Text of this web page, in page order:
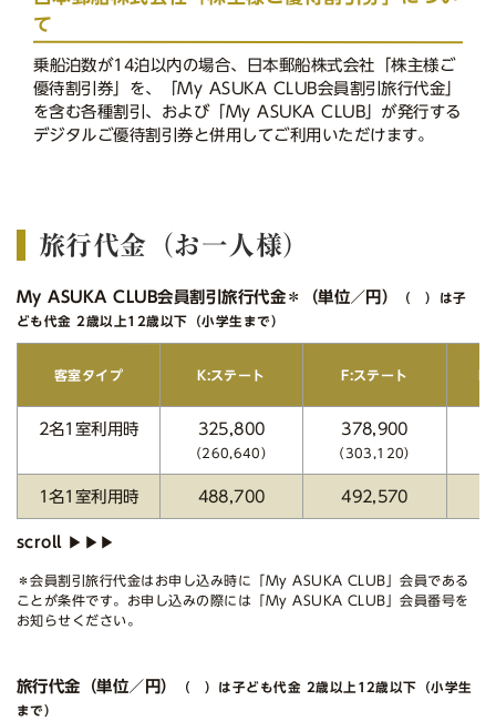
て
乗船泊数が14泊以内の場合、日本郵船株式会社「株主様ご
優待割引券」を、「My ASUKA CLUB会員割引旅行代金」
を含む各種割引、および「My ASUKA CLUB」が発行する
デジタルご優待割引券と併用してご利用いただけます。
旅行代金（お一人様）
My ASUKA CLUB会員割引旅行代金＊（単位／円） （ ）は子
ども代金 2歳以上12歳以下（小学生まで）
客室タイプ K:ステート F:ステート
2名1室利用時 325,800
（260,640）
378,900
（303,120）
1名1室利用時 488,700 492,570
＊会員割引旅行代金はお申し込み時に「My ASUKA CLUB」会員である
ことが条件です。お申し込みの際には「My ASUKA CLUB」会員番号を
お知らせください。
旅行代金（単位／円） （ ）は子ども代金 2歳以上12歳以下（小学生
まで）